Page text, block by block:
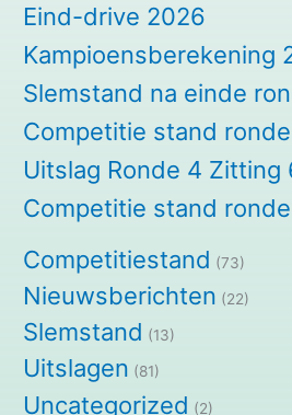
Eind-drive 2026
Kampioensberekening
Slemstand na einde
Competitie stand
Uitslag Ronde 4 Zitting
Competitie stand
Competitiestand (73)
Nieuwsberichten (22)
Slemstand (13)
Uitslagen (81)
Uncategorized (2)